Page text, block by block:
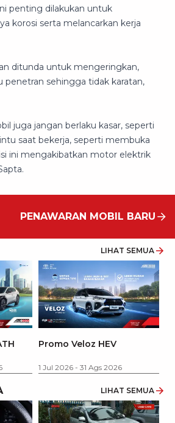
penting dilakukan untuk
korosi serta melancarkan kerja
ditunda untuk mengeringkan,
penetran sehingga tidak karatan,
juga jangan berlaku kasar, seperti
saat bekerja, seperti membuka
ini mengakibatkan motor elektrik
PENAWARAN MOBIL BARU
LIHAT SEMUA
Promo Veloz HEV
1 Jul 2026 - 31 Ags 2026
LIHAT SEMUA